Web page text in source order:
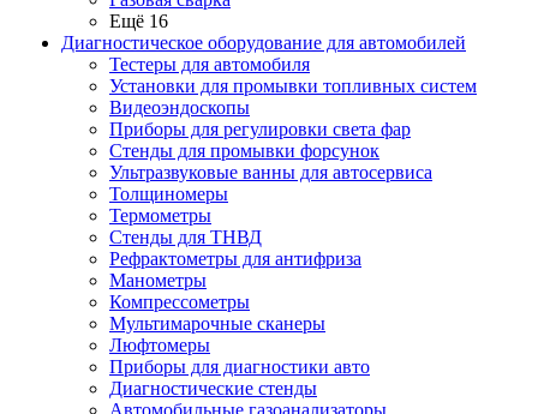
Ещё 16
Диагностическое оборудование для автомобилей
Тестеры для автомобиля
Установки для промывки топливных систем
Видеоэндоскопы
Приборы для регулировки света фар
Стенды для промывки форсунок
Ультразвуковые ванны для автосервиса
Толщиномеры
Термометры
Стенды для ТНВД
Рефрактометры для антифриза
Манометры
Компрессометры
Мультимарочные сканеры
Люфтомеры
Приборы для диагностики авто
Диагностические стенды
Автомобильные газоанализаторы